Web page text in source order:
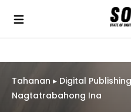
Tahanan ▸ Digital Publishing
Nagtatrabahong Ina